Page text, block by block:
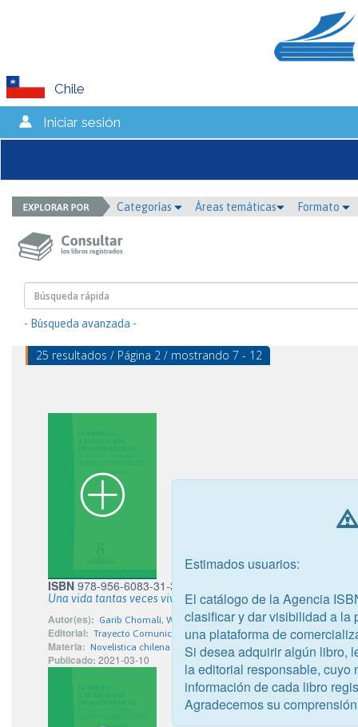
Chile
Iniciar sesión
Categorías Áreas temáticas Formato
- Búsqueda avanzada -
25 resultados / Página 2 / mostrando 7 - 12
ISBN 978-956-6083-31-3
Una vida tantas veces vivida
Autor(es): Garib Chomalí, Walter
Editorial: Trayecto Comunicaciones
Materia: Novelística chilena
Publicado: 2021-03-10
Estimados usuarios:
El catálogo de la Agencia
clasificar y dar visibilidad a la
una plataforma de
Si desea adquirir algún libro,
la editorial responsable, cuyo
información de cada libro
Agradecemos su